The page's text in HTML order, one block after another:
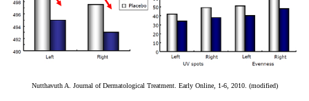
Nutthavuth A. Journal of Dermatological Treatment. Early Online, 1-6, 2010. (modified)